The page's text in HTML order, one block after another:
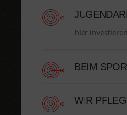
hier
BEIM
WIR